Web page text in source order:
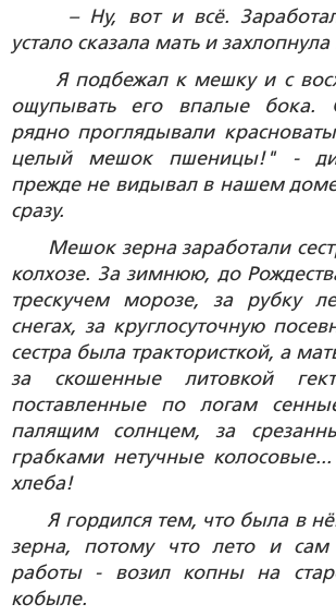
– Ну, вот и всё.
устало сказала мать и захлопнула
Я подбежал к мешку и с
ощупывать его впалые бока.
рядно проглядывали
целый мешок пшеницы!" -
прежде не видывал в нашем доме
сразу.
Мешок зерна заработали
колхозе. За зимнюю, до
трескучем морозе, за рубку
снегах, за круглосуточную
сестра была трактористкой, а
за скошенные литовкой
поставленные по логам
палящим солнцем, за
грабками нетучные
хлеба!
Я гордился тем, что была в
зерна, потому что лето и
работы - возил копны на
кобыле.